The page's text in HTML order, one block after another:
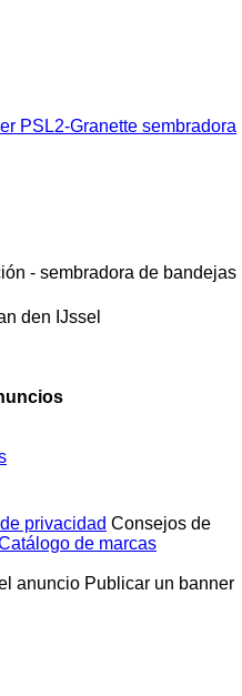
PSL2-Granette sembradora
- sembradora de bandejas
den IJssel
privacidad Consejos de
de marcas
anuncio Publicar un banner